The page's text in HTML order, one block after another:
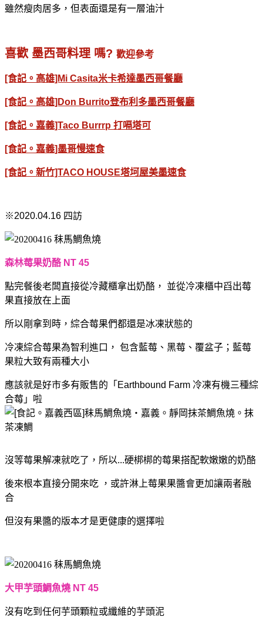
雖然瘦肉居多，但表面還是有一層油汁
喜歡 墨西哥料理 嗎? 歡迎參考
[食記。高雄]Mi Casita米卡希達墨西哥餐廳
[食記。高雄]Don Burrito登布利多墨西哥餐廳
[食記。嘉義]Taco Burrrp 打嗝塔可
[食記。嘉義]墨哥慢速食
[食記。新竹]TACO HOUSE塔坷屋美墨速食
※2020.04.16 四訪
森林莓果奶酪 NT 45
點完餐後老闆直接從冷藏櫃拿出奶酪，
並從冷凍櫃中舀出莓
果直接放在上面
所以剛拿到時，綜合莓果們都還是冰凍狀態的
冷凍綜合莓果為智利進口， 包含藍莓、黑莓、覆盆子；藍莓
果粒大致有兩種大小
應該就是好市多有販售的「Earthbound Farm 冷凍有機三種綜
合莓」啦
沒等莓果解凍就吃了，所以...硬梆梆的莓果搭配軟嫩嫩的奶酪
後來根本直接分開來吃 ，或許淋上莓果果醬會更加讓兩者融
合
但沒有果醬的版本才是更健康的選擇啦
大甲芋頭鯛魚燒 NT 45
沒有吃到任何芋頭顆粒或纖維的芋頭泥